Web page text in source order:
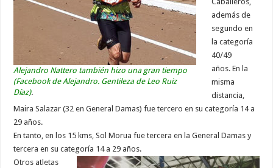
Alejandro Nattero también hizo una gran tiempo
(Facebook de Alejandro. Gentileza de Leo Ruiz
Díaz).
además de
segundo en
la categoría
40/49
años. En la
misma
distancia,
Maira Salazar (32 en General Damas) fue tercero en su categoría 14 a
29 años.
En tanto, en los 15 kms, Sol Morua fue tercera en la General Damas y
tercera en su categoría 14 a 29 años.
Otros atletas